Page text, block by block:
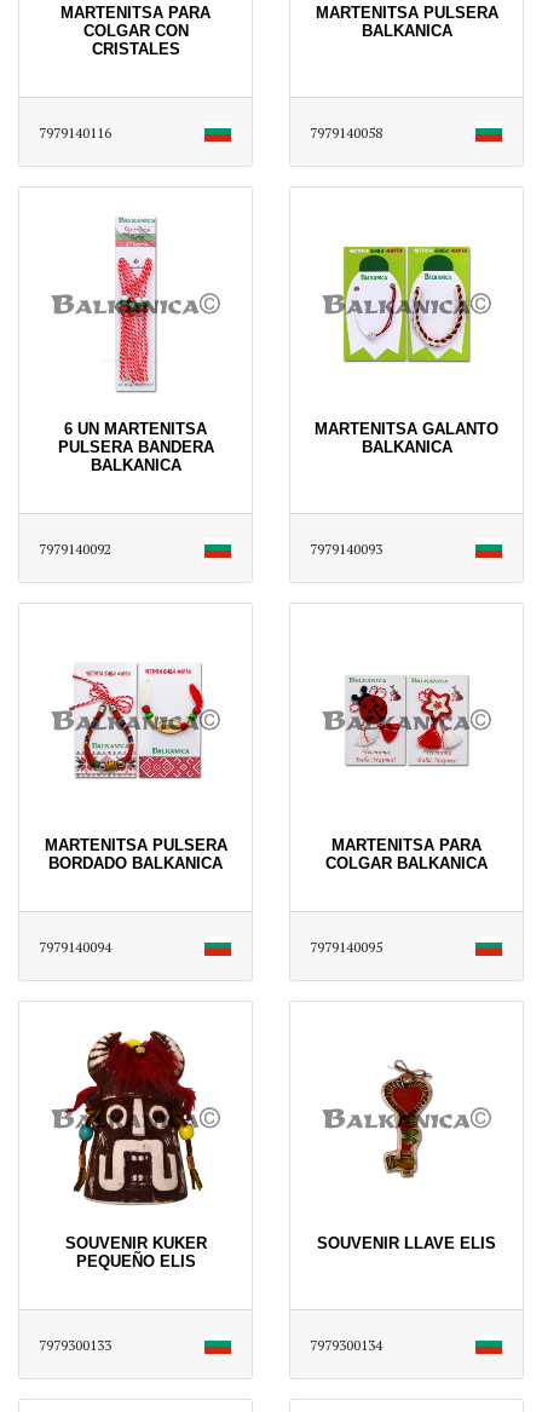
MARTENITSA PARA
COLGAR CON
CRISTALES
7979140116
MARTENITSA PULSERA
BALKANICA
7979140058
6 UN MARTENITSA
PULSERA BANDERA
BALKANICA
7979140092
MARTENITSA GALANTO
BALKANICA
7979140093
MARTENITSA PULSERA
BORDADO BALKANICA
7979140094
MARTENITSA PARA
COLGAR BALKANICA
7979140095
SOUVENIR KUKER
PEQUEÑO ELIS
7979300133
SOUVENIR LLAVE ELIS
7979300134